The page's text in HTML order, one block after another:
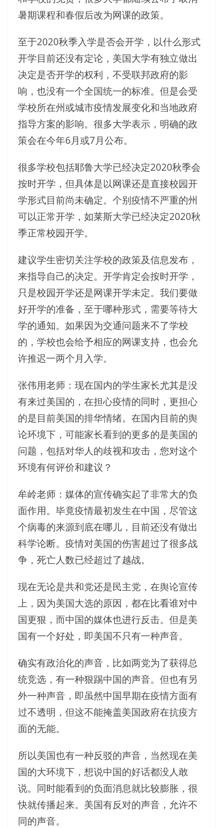
暑期课程和春假后改为网课的政策。
至于2020秋季入学是否会开学，以什么形式
开学目前还没有定论，美国大学有独立做出
决定是否开学的权利，不受联邦政府的影
响，也没有一个全国统一的标准。但是会受
学校所在州或城市疫情发展变化和当地政府
指导方案的影响。很多大学表示，明确的政
策会在今年6月或7月公布。
很多学校包括耶鲁大学已经决定2020秋季会
按时开学，但具体是以网课还是直接校园开
学形式目前尚未确定。个别疫情不严重的州
可以正常开学，如莱斯大学已经决定2020秋
季正常校园开学。
建议学生密切关注学校的政策及信息发布，
来指导自己的决定。开学肯定会按时开学，
只是校园开学还是网课开学未定。我们要做
好开学的准备，至于哪种形式，需要等待大
学的通知。如果因为交通问题来不了学校
的，学校也会给予相应的网课支持，也会允
许推迟一两个月入学。
张伟用老师：现在国内的学生家长尤其是没
有来过美国的，在担心疫情的同时，更担心
的是目前美国的排华情绪。在国内目前的舆
论环境下，可能家长看到的更多的是美国的
问题，包括对华人的歧视和攻击，您对这个
环境有何评价和建议？
牟岭老师：媒体的宣传确实起了非常大的负
面作用。毕竟疫情最初发生在中国，尽管这
个病毒的来源到底在哪儿，目前还没有做出
科学论断。疫情对美国的伤害超过了很多战
争，死亡人数已经超过了越战。
现在无论是共和党还是民主党，在舆论宣传
上，因为美国大选的原因，都在比看谁对中
国更狠，而中国的媒体也进行反击。但是美
国有一个好处，即美国不只有一种声音。
确实有政治化的声音，比如两党为了获得总
统竞选，有一种狠踢中国的声音。但也有另
外一种声音，即虽然中国早期在疫情方面有
过不透明，但这不能掩盖美国政府在抗疫方
面的无能。
所以美国也有一种反驳的声音，当然现在美
国的大环境下，想说中国的好话都没人敢
说。同时能看到的负面消息就比较膨胀，很
快就传播起来。美国有反对的声音，允许不
同的声音。